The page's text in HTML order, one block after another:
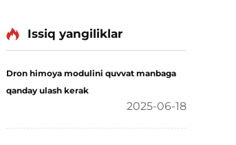
Issiq yangiliklar
Dron himoya modulini quvvat manbaga
qanday ulash kerak
2025-06-18